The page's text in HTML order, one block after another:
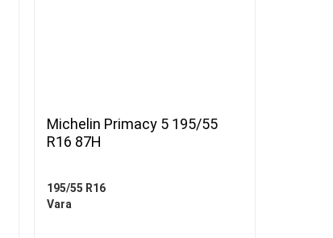
Michelin Primacy 5 195/55
R16 87H
195/55 R16
Vara